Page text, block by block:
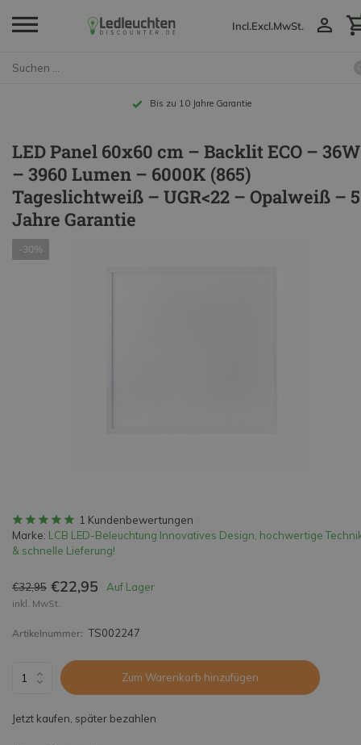
Incl.Excl.MwSt.
Bis zu 10 Jahre Garantie
LED Panel 60x60 cm – Backlit ECO – 36W
– 3960 Lumen – 6000K (865)
Tageslichtweiß – UGR<22 – Opalweiß – 5
Jahre Garantie
-30%
1 Kundenbewertungen
Marke: LCB LED-Beleuchtung Innovatives Design, hochwertige
& schnelle Lieferung!
€32,95 €22,95 Auf Lager
inkl. MwSt.
Artikelnummer: TS002247
Zum Warenkorb hinzufügen
Jetzt kaufen, später bezahlen